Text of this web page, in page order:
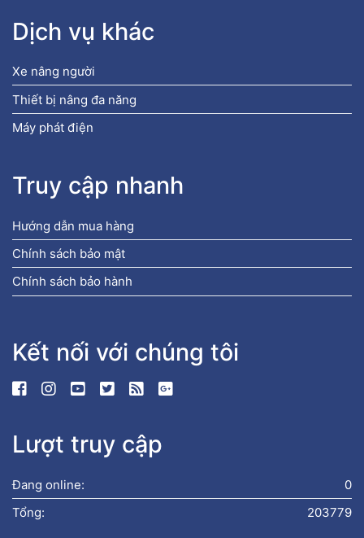
Dịch vụ khác
Xe nâng người
Thiết bị nâng đa năng
Máy phát điện
Truy cập nhanh
Hướng dẫn mua hàng
Chính sách bảo mật
Chính sách bảo hành
Kết nối với chúng tôi
Lượt truy cập
0
Đang online:
203779
Tổng: